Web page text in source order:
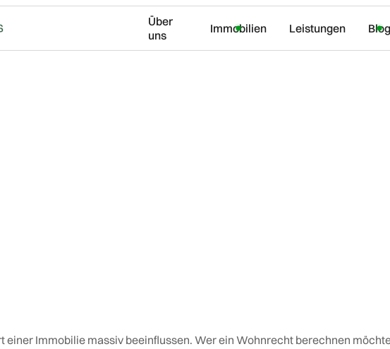
Über
uns
Immobilien Leistungen Blog
einer Immobilie massiv beeinflussen. Wer ein Wohnrecht berechnen